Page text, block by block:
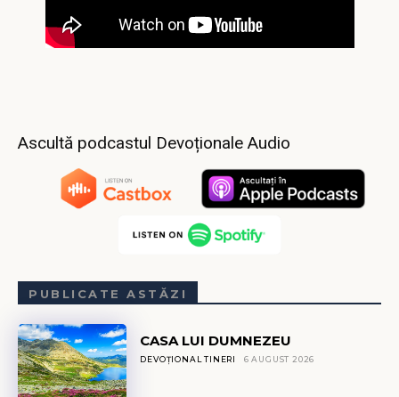
Ascultă podcastul Devoționale Audio
PUBLICATE ASTĂZI
CASA LUI DUMNEZEU
DEVOȚIONAL TINERI 6 AUGUST 2026